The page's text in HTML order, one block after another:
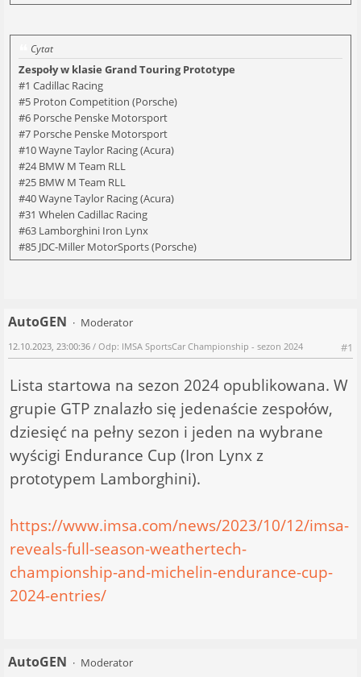
Cytat
Zespoły w klasie Grand Touring Prototype
#1 Cadillac Racing
#5 Proton Competition (Porsche)
#6 Porsche Penske Motorsport
#7 Porsche Penske Motorsport
#10 Wayne Taylor Racing (Acura)
#24 BMW M Team RLL
#25 BMW M Team RLL
#40 Wayne Taylor Racing (Acura)
#31 Whelen Cadillac Racing
#63 Lamborghini Iron Lynx
#85 JDC-Miller MotorSports (Porsche)
AutoGEN
Moderator
#1
12.10.2023, 23:00:36 / Odp: IMSA SportsCar Championship - sezon 2024
Lista startowa na sezon 2024 opublikowana. W
grupie GTP znalazło się jedenaście zespołów,
dziesięć na pełny sezon i jeden na wybrane
wyścigi Endurance Cup (Iron Lynx z
prototypem Lamborghini).
https://www.imsa.com/news/2023/10/12/imsa-
reveals-full-season-weathertech-
championship-and-michelin-endurance-cup-
2024-entries/
AutoGEN
Moderator